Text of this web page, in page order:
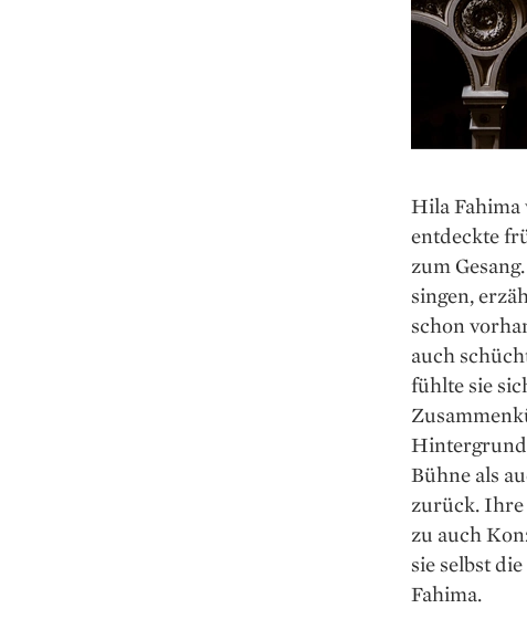
Hila Fahima
entdeckte
zum
singen,
schon
auch
fühlte sie
Bühne als
zurück. Ihre
zu auch
sie selbst
Fahima.